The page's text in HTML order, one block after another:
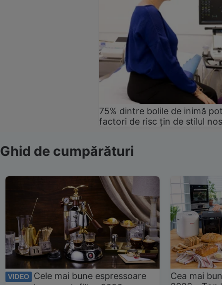
75% dintre bolile de inimă
factori de risc țin de stilul
Ghid de cumpărături
VIDEO
Cele mai bune espressoare
Cea mai